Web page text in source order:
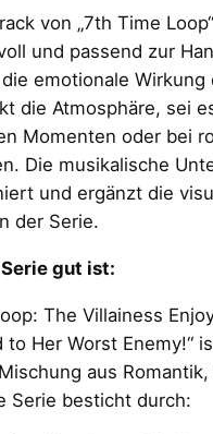
von „7th Time
und passend zur
emotionale Wirkung
die Atmosphäre, sei
Momenten oder bei
Die musikalische
und ergänzt die
der Serie.
gut ist:
The Villainess
to Her Worst Enemy!“
aus Romantik,
Serie besticht durch: